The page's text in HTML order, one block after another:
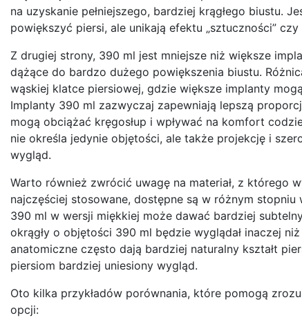
na uzyskanie pełniejszego, bardziej krągłego biustu.
powiększyć piersi, ale unikają efektu „sztuczności”
Z drugiej strony, 390 ml jest mniejsze niż większe
dążące do bardzo dużego powiększenia biustu.
wąskiej klatce piersiowej, gdzie większe implanty
Implanty 390 ml zazwyczaj zapewniają lepszą
mogą obciążać kręgosłup i wpływać na komfort
nie określa jedynie objętości, ale także projekcję i
wygląd.
Warto również zwrócić uwagę na materiał, z którego
najczęściej stosowane, dostępne są w różnym
390 ml w wersji miękkiej może dawać bardziej
okrągły o objętości 390 ml będzie wyglądał inaczej
anatomiczne często dają bardziej naturalny kształt
piersiom bardziej uniesiony wygląd.
Oto kilka przykładów porównania, które pomogą
opcji: